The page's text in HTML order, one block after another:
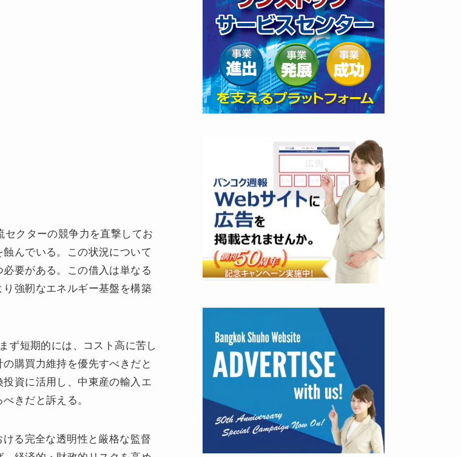
クターの競争力を直撃してお
んでいる。この状況について
要がある。この借入は単なる
強靭なエネルギー基盤を構築
ず短期的には、コスト高に苦し
購買力維持を優先すべきだと
資に活用し、中東産の輸入エ
きだと訴える。
る完全な透明性と厳格な監督